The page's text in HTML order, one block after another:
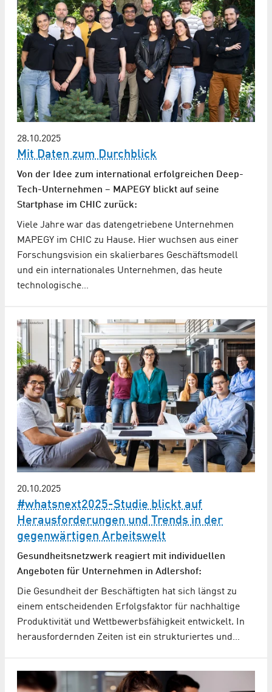
28.10.2025
Mit Daten zum Durchblick
Von der Idee zum international erfolgreichen Deep-
Tech-Unternehmen – MAPEGY blickt auf seine
Startphase im CHIC zurück:
Viele Jahre war das datengetriebene Unternehmen
MAPEGY im CHIC zu Hause. Hier wuchsen aus einer
Forschungsvision ein skalierbares Geschäftsmodell
und ein internationales Unternehmen, das heute
technologische…
20.10.2025
#whatsnext2025-Studie blickt auf
Herausforderungen und Trends in der
gegenwärtigen Arbeitswelt
Gesundheitsnetzwerk reagiert mit individuellen
Angeboten für Unternehmen in Adlershof:
Die Gesundheit der Beschäftigten hat sich längst zu
einem entscheidenden Erfolgsfaktor für nachhaltige
Produktivität und Wettbewerbsfähigkeit entwickelt. In
herausfordernden Zeiten ist ein strukturiertes und…